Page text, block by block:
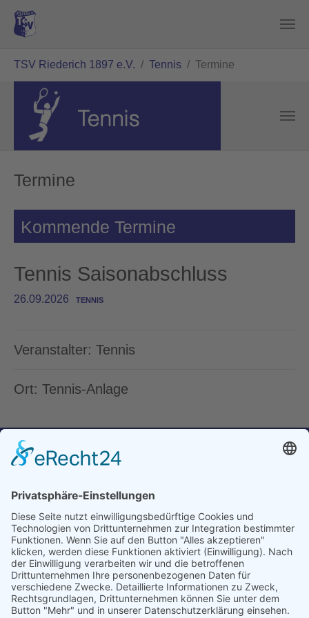
TSV Riederich 1897 e.V. Tennis Termine
Termine
Kommende Termine
Tennis Saisonabschluss
26.09.2026 TENNIS
Veranstalter: Tennis
Ort: Tennis-Anlage
Geschäftsstelle TSV Riederich 1897 e.V.
+49 7123 35472
info@tsv-riederich.de
Dienstag 16:00-18:00 Uhr